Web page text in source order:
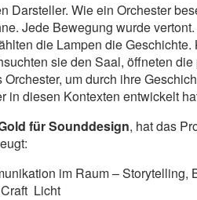
Darsteller. Wie ein Orchester
Jede Bewegung wurde
die Lampen die Geschichte.
sie den Saal, öffneten
um durch ihre
in diesen Kontexten entwickelt
für Sounddesign, hat das
im Raum – Storytelling,
Licht